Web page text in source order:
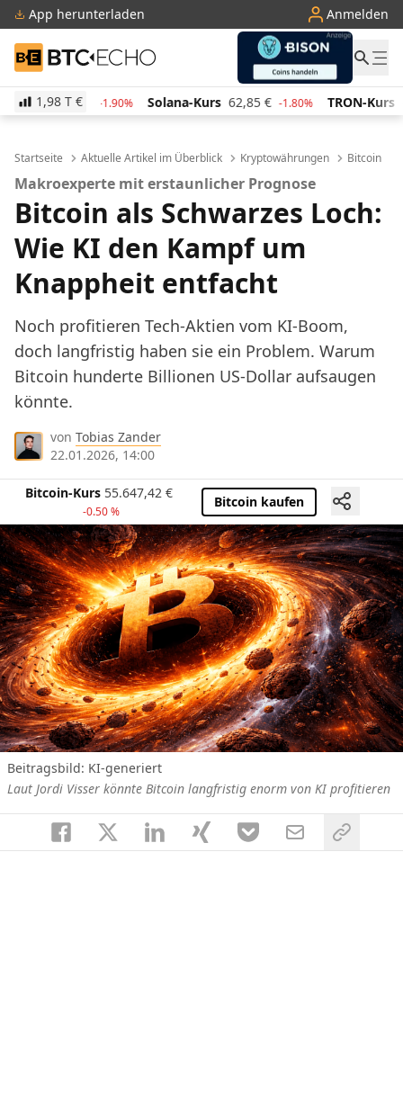
App herunterladen Anmelden
BTC-ECHO
1,98 T €
48,62 € -1.90% Solana-Kurs 62,85 € -1.80% TRON-Kurs
Startseite Aktuelle Artikel im Überblick Kryptowährungen Bitcoin
Makroexperte mit erstaunlicher Prognose
Bitcoin als Schwarzes Loch:
Wie KI den Kampf um
Knappheit entfacht
Noch profitieren Tech-Aktien vom KI-Boom,
doch langfristig haben sie ein Problem. Warum
Bitcoin hunderte Billionen US-Dollar aufsaugen
könnte.
von Tobias Zander
22.01.2026, 14:00
Bitcoin-Kurs 55.647,42 €
-0.50 %
Bitcoin kaufen
Beitragsbild: KI-generiert
Laut Jordi Visser könnte Bitcoin langfristig enorm von KI profitieren